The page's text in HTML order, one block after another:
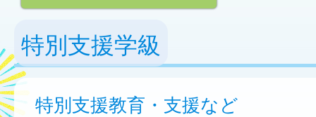
特別支援学級
特別支援教育・支援など